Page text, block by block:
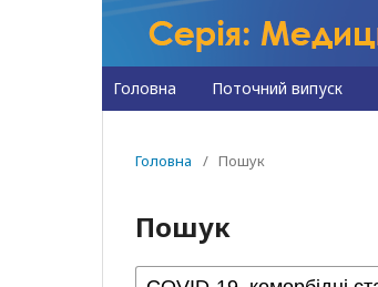
Головна Поточний випуск
Головна / Пошук
Пошук